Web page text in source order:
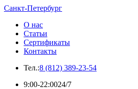
Санкт-Петербург
О нас
Статьи
Сертификаты
Контакты
Тел.:8 (812) 389-23-54
9:00-22:0024/7